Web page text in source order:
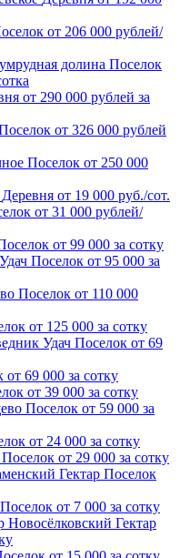
от 206 000 рублей/
долина Поселок
от 290 000 рублей за
от 326 000 рублей
Поселок от 250 000
Деревня от 19 000 руб./сот.
от 31 000 рублей/
от 99 000 за сотку
Поселок от 95 000 за
Поселок от 110 000
от 125 000 за сотку
Удач Поселок от 69
от 69 000 за сотку
от 39 000 за сотку
Поселок от 59 000 за
от 24 000 за сотку
Поселок от 29 000 за сотку
Гектар Поселок
Поселок от 7 000 за сотку
Новосёлковский Гектар